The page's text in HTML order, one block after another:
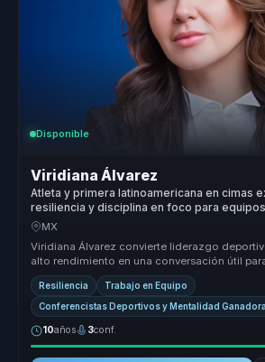
Disponible
Viridiana Álvarez
Atleta y primera latinoamericana en cimas
resiliencia y disciplina en foco para
MX
Viridiana Álvarez convierte liderazgo
alto rendimiento en una conversación útil
de alto ...
Resiliencia Trabajo en Equipo
Conferencistas Deportivos y Mentalidad Ganadora
10años 3conf.